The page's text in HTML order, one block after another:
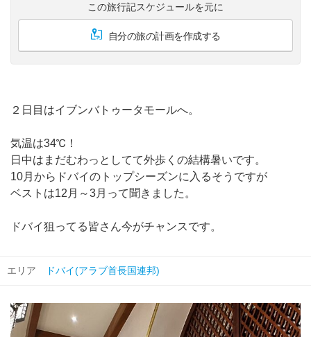
この旅行記スケジュールを元に
自分の旅の計画を作成する
２日目はイブンバトゥータモールへ。
気温は34℃！
日中はまだむわっとしてて外歩くの結構暑いです。
10月からドバイのトップシーズンに入るそうですが
ベストは12月～3月って聞きました。
ドバイ狙ってる皆さん今がチャンスです。
エリア ドバイ(アラブ首長国連邦)